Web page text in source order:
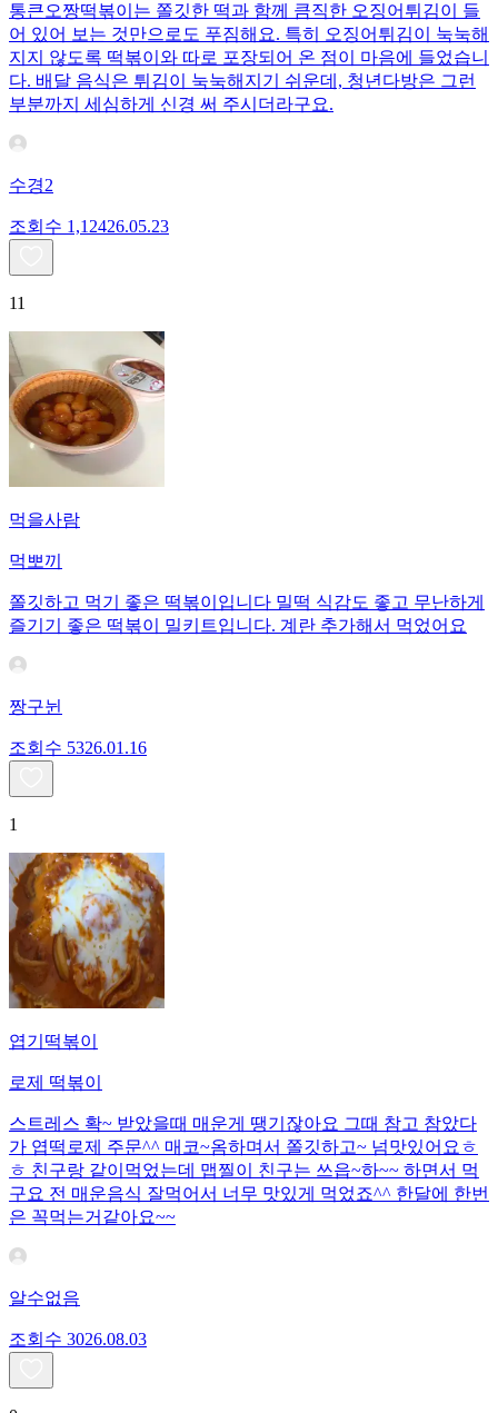
통큰오짱떡볶이는 쫄깃한 떡과 함께 큼직한 오징어튀김이 들
어 있어 보는 것만으로도 푸짐해요. 특히 오징어튀김이 눅눅해
지지 않도록 떡볶이와 따로 포장되어 온 점이 마음에 들었습니
다. 배달 음식은 튀김이 눅눅해지기 쉬운데, 청년다방은 그런
부분까지 세심하게 신경 써 주시더라구요.
수경2
조회수 1,12426.05.23
11
먹을사람
먹뽀끼
쫄깃하고 먹기 좋은 떡볶이입니다 밀떡 식감도 좋고 무난하게
즐기기 좋은 떡볶이 밀키트입니다. 계란 추가해서 먹었어요
짱구뉜
조회수 5326.01.16
1
엽기떡볶이
로제 떡볶이
스트레스 확~ 받았을때 매운게 땡기잖아요 그때 참고 참았다
가 엽떡로제 주문^^ 매코~옴하며서 쫄깃하고~ 넘맛있어요ㅎ
ㅎ 친구랑 같이먹었는데 맵찔이 친구는 쓰읍~하~~ 하면서 먹
구요 전 매운음식 잘먹어서 너무 맛있게 먹었죠^^ 한달에 한번
은 꼭먹는거같아요~~
알수없음
조회수 3026.08.03